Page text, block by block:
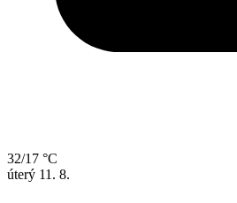
32/17 °C
úterý 11. 8.